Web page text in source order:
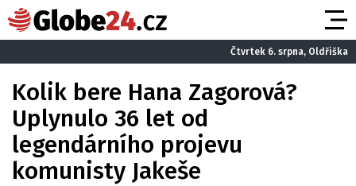
Čtvrtek 6. srpna, Oldřiška
Kolik bere Hana Zagorová?
Uplynulo 36 let od
legendárního projevu
komunisty Jakeše